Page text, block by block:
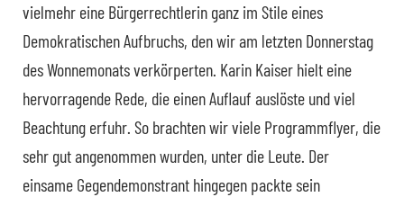
vielmehr eine Bürgerrechtlerin ganz im Stile eines
Demokratischen Aufbruchs, den wir am letzten Donnerstag
des Wonnemonats verkörperten. Karin Kaiser hielt eine
hervorragende Rede, die einen Auflauf auslöste und viel
Beachtung erfuhr. So brachten wir viele Programmflyer, die
sehr gut angenommen wurden, unter die Leute. Der
einsame Gegendemonstrant hingegen packte sein